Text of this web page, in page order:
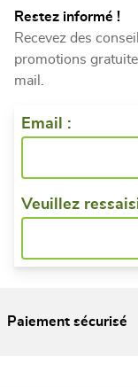
Restez informé !
Recevez des
promotions
mail.
Email :
Veuillez
Paiement sécurisé